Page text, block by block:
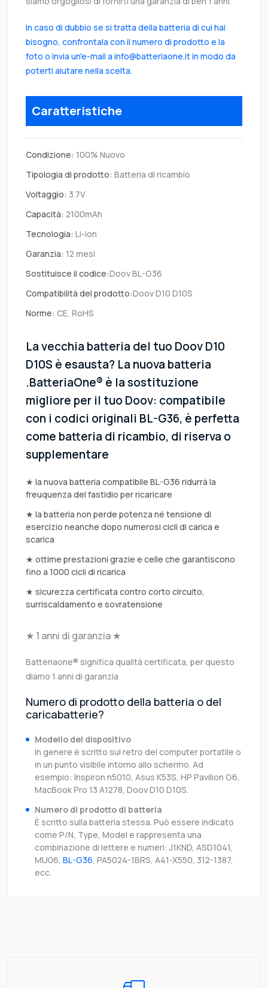
In caso di dubbio se si tratta della batteria di cui hai
bisogno, confrontala con il numero di prodotto e la
foto o invia un'e-mail a info@batteriaone.it in modo da
poterti aiutare nella scelta.
Caratteristiche
Condizione: 100% Nuovo
Tipologia di prodotto: Batteria di ricambio
Voltaggio: 3.7V
Capacità: 2100mAh
Tecnologia: Li-ion
Garanzia: 12 mesi
Sostituisce il codice:Doov BL-G36
Compatibilità del prodotto:Doov D10 D10S
Norme: CE, RoHS
La vecchia batteria del tuo Doov D10
D10S è esausta? La nuova batteria
.BatteriaOne® è la sostituzione
migliore per il tuo Doov: compatibile
con i codici originali BL-G36, è perfetta
come batteria di ricambio, di riserva o
supplementare
★ la nuova batteria compatibile BL-G36 ridurrà la
freuquenza del fastidio per ricaricare
★ la batteria non perde potenza né tensione di
esercizio neanche dopo numerosi cicli di carica e
scarica
★ ottime prestazioni grazie e celle che garantiscono
fino a 1000 cicli di ricarica
★ sicurezza certificata contro corto circuito,
surriscaldamento e sovratensione
★ 1 anni di garanzia ★
Batteriaone® significa qualità certificata, per questo
diamo 1 anni di garanzia
Numero di prodotto della batteria o del
caricabatterie?
Modello del dispositivo
In genere è scritto sul retro del computer portatile o
in un punto visibile intorno allo schermo. Ad
esempio: Inspiron n5010, Asus K53S, HP Pavilion G6,
MacBook Pro 13 A1278, Doov D10 D10S.
Numero di prodotto di batteria
È scritto sulla batteria stessa. Può essere indicato
come P/N, Type, Model e rappresenta una
combinazione di lettere e numeri: J1KND, ASD1041,
MU06, BL-G36, PA5024-1BRS, A41-X550, 312-1387,
ecc.